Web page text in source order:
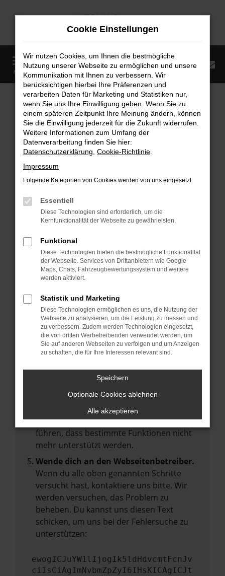
Zum
MENÜ
Startseite Fahrzeugangebote Fahrzeugmarkt
Fahrzeugmarkt
Fehler: Network Error
Beim Laden ist ein Fehler aufgetreten.
Hier sind ein paar Tipps, die dir helfen können:
Überprüfe deine Firewall und deine
Internetverbindung.
deine Suchmaschine?
Prüfe deine Browsererweiterungen.
Manche Erweiterungen, wie Werbeblocker,
können das Laden bestimmter Seiten
anderen Browser oder in einem privaten
Fenster?
Starte dein Gerät neu.
Das kann manchmal helfen,
vorübergehende Probleme zu beheben.
Stelle sicher, dass dein Browser und dein
Betriebssystem auf dem neuesten Stand
Veraltete Software birgt nicht nur ein
Sicherheitsrisiko, sondern kann auch dazu
führen, dass bestimmte Funktionen nicht
mehr unterstützt werden.
Wende dich an den Webseitenbetreiber.
Wenn du alle oben genannten Schritte
versucht hast, kontaktiere uns bitte. Wir
werden versuchen, das Problem zu
beheben. Du kannst uns diesen Text
schicken, um uns bei der Fehlersuche zu
unterstützen:
ewogICJuYW1lIjogIk5ldHdvcmtFcnJv
ciIsCiAgImNvbmZpZyI6IHsKICAgICJt
Cookie Einstellungen
Wir nutzen Cookies, um Ihnen die bestmögliche
Nutzung unserer Webseite zu ermöglichen und unsere
Kommunikation mit Ihnen zu verbessern. Wir
berücksichtigen hierbei Ihre Präferenzen und
verarbeiten Daten für Marketing und Statistiken nur,
wenn Sie uns Ihre Einwilligung geben. Wenn Sie zu
einem späteren Zeitpunkt Ihre Meinung ändern, können
Sie die Einwilligung jederzeit für die Zukunft widerrufen.
Weitere Informationen zum Umfang der
Datenverarbeitung finden Sie hier:
Datenschutzerklärung Cookie-Richtlinie
Impressum
Folgende Kategorien von Cookies werden von uns eingesetzt:
Essentiell
Diese Technologien sind erforderlich, um die
Kernfunktionalität der Webseite zu gewährleisten.
Funktional
Diese Technologien bieten die bestmögliche Funktionalität
der Webseite. Services von Drittanbietern wie Google
Maps, Chats, Fahrzeugbewertungssystem und weitere
werden aktiviert.
Statistik und Marketing
Diese Technologien ermöglichen es uns, die Nutzung der
Webseite zu analysieren, um die Leistung zu messen und
zu verbessern. Zudem werden Technologien eingesetzt,
die von dritten Werbetreibenden verwendet werden, um
Sie auf anderen Webseiten zu verfolgen und um Anzeigen
zu schalten, die für Ihre Interessen relevant sind.
Speichern
Optionale Cookies ablehnen
Alle akzeptieren